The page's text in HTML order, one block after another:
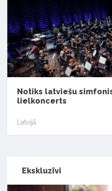
Notiks latviešu
lielkoncerts
Latvijā
Ekskluzīvi